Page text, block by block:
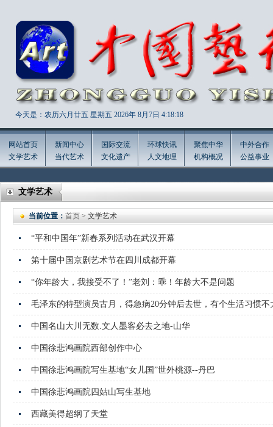
今天是：农历六月廿五 星期五 2026年 8月7日 4:18:19
网站首页
文学艺术
新闻中心
当代艺术
国际交流
文化遗产
环球快讯
人文地理
聚焦中华
机构概况
中外合作
公益事业
文学艺术
当前位置： 首页 > 文学艺术
“平和中国年”新春系列活动在武汉开幕
第十届中国京剧艺术节在四川成都开幕
“你年龄大，我接受不了！”老刘：乖！年龄大不是问题
毛泽东的特型演员古月，得急病20分钟后去世，有个生活习惯不
中国名山大川无数.文人墨客必去之地-山华
中国徐悲鸿画院西部创作中心
中国徐悲鸿画院写生基地“女儿国”世外桃源--丹巴
中国徐悲鸿画院四姑山写生基地
西藏美得超纲了天堂